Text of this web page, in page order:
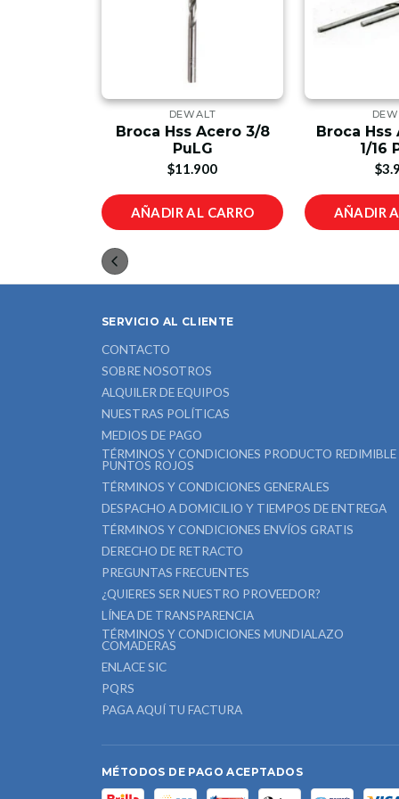
DEWALT
Broca Hss Acero 3/8
PuLG
$11.900
AÑADIR AL CARRO
Broca Hss
1/16
AÑADIR
SERVICIO AL CLIENTE
CONTACTO
SOBRE NOSOTROS
ALQUILER DE EQUIPOS
NUESTRAS POLÍTICAS
MEDIOS DE PAGO
TÉRMINOS Y CONDICIONES PRODUCTO REDIMIBLE
PUNTOS ROJOS
TÉRMINOS Y CONDICIONES GENERALES
DESPACHO A DOMICILIO Y TIEMPOS DE ENTREGA
TÉRMINOS Y CONDICIONES ENVÍOS GRATIS
DERECHO DE RETRACTO
PREGUNTAS FRECUENTES
¿QUIERES SER NUESTRO PROVEEDOR?
LÍNEA DE TRANSPARENCIA
TÉRMINOS Y CONDICIONES MUNDIALAZO
COMADERAS
ENLACE SIC
PQRS
PAGA AQUÍ TU FACTURA
MÉTODOS DE PAGO ACEPTADOS